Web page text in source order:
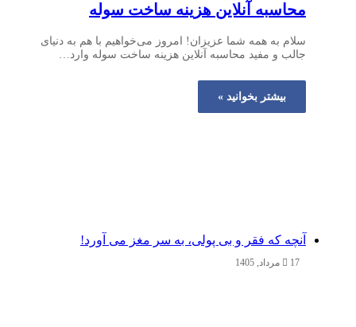
محاسبه آنلاین هزینه ساخت سوله
سلام به همه شما عزیزان! امروز می‌خواهیم با هم به دنیای
جالب و مفید محاسبه آنلاین هزینه ساخت سوله وارد…
بیشتر بخوانید »
آنچه که فقر و بی‌ پولی، به سر مغز می‌ آورد!
17 مرداد, 1405